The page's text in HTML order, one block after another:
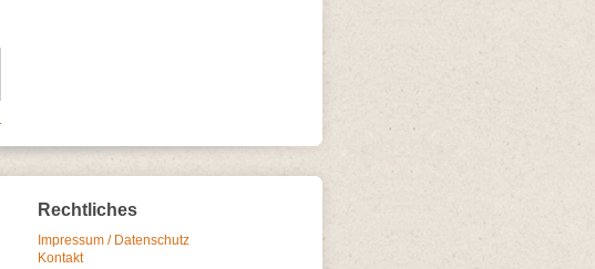
Rechtliches
Impressum / Datenschutz
Kontakt